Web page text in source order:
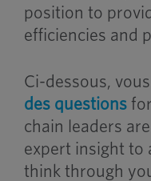
position to
efficiencies and
Ci-dessous,
des questions
chain leaders
expert insight to
think through